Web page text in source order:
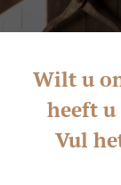
Wilt u
heeft
Vul